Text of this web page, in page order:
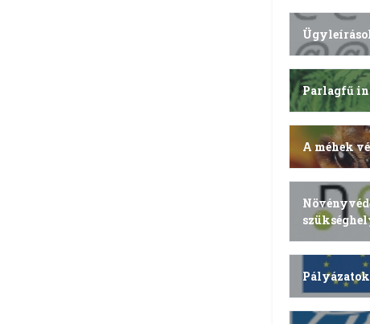
Parlagfű
A méhek
Pályázatok